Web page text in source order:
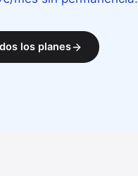
los planes